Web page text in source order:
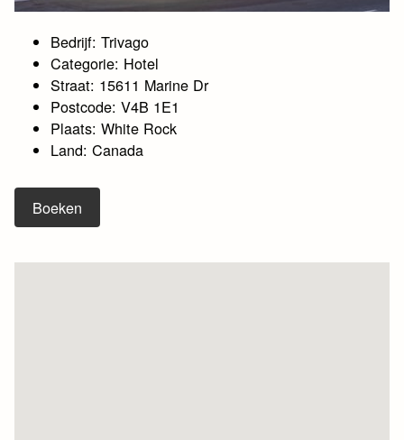
Bedrijf: Trivago
Categorie: Hotel
Straat: 15611 Marine Dr
Postcode: V4B 1E1
Plaats: White Rock
Land: Canada
Boeken